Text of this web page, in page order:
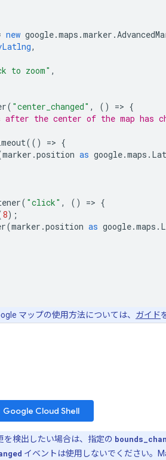
new google.maps .marker .
,
to zoom" ,
( "center_changed" , () => {
after the center of the map has
(() => {
marker .position as google.maps .
( "click" , () => {
8);
(marker .position as google.maps .
マップの使用方法については、 ガイド
Google Cloud Shell
を検出したい場合は、指定の
イベントは使用しないでください。